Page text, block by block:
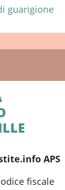
guarigione
APS
fiscale